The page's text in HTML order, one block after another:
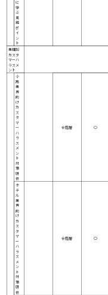
に
学
ぶ
実
務
ポ
イ
ン
ト
業種別
カスタ
マーハ
ラスメ
ント
小
売
業
界
向
け
カ
ス
タ
マ
ー
ハ
ラ
ス
メ
ン
ト
対
策
研
修
全階層 ○
ホ
テ
ル
業
界
向
け
カ
ス
タ
マ
ー
ハ
ラ
ス
メ
ン
ト
対
策
研
修
全階層 ○